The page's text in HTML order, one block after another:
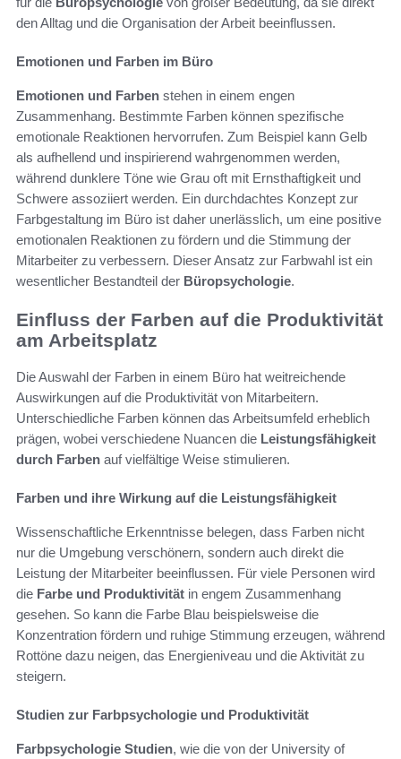
den Alltag und die Organisation der Arbeit beeinflussen.
Emotionen und Farben im Büro
Emotionen und Farben stehen in einem engen
Zusammenhang. Bestimmte Farben können spezifische
emotionale Reaktionen hervorrufen. Zum Beispiel kann Gelb
als aufhellend und inspirierend wahrgenommen werden,
während dunklere Töne wie Grau oft mit Ernsthaftigkeit und
Schwere assoziiert werden. Ein durchdachtes Konzept zur
Farbgestaltung im Büro ist daher unerlässlich, um eine positive
emotionalen Reaktionen zu fördern und die Stimmung der
Mitarbeiter zu verbessern. Dieser Ansatz zur Farbwahl ist ein
wesentlicher Bestandteil der Büropsychologie.
Einfluss der Farben auf die Produktivität
am Arbeitsplatz
Die Auswahl der Farben in einem Büro hat weitreichende
Auswirkungen auf die Produktivität von Mitarbeitern.
Unterschiedliche Farben können das Arbeitsumfeld erheblich
prägen, wobei verschiedene Nuancen die Leistungsfähigkeit
durch Farben auf vielfältige Weise stimulieren.
Farben und ihre Wirkung auf die Leistungsfähigkeit
Wissenschaftliche Erkenntnisse belegen, dass Farben nicht
nur die Umgebung verschönern, sondern auch direkt die
Leistung der Mitarbeiter beeinflussen. Für viele Personen wird
die Farbe und Produktivität in engem Zusammenhang
gesehen. So kann die Farbe Blau beispielsweise die
Konzentration fördern und ruhige Stimmung erzeugen, während
Rottöne dazu neigen, das Energieniveau und die Aktivität zu
steigern.
Studien zur Farbpsychologie und Produktivität
Farbpsychologie Studien, wie die von der University of